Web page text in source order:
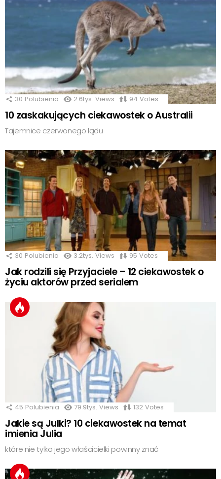
30 Polubienia 2.6tys. Views 94 Votes
10 zaskakujących ciekawostek o Australii
Tajemnice czerwonego lądu
30 Polubienia 3.2tys. Views 95 Votes
Jak rodzili się Przyjaciele – 12 ciekawostek o
życiu aktorów przed serialem
45 Polubienia 79.9tys. Views 132 Votes
Jakie są Julki? 10 ciekawostek na temat
imienia Julia
które nie tylko jego właścicielki powinny znać